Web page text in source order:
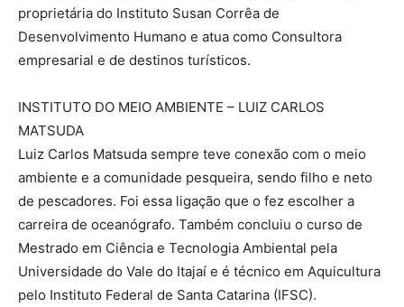
proprietária do Instituto Susan Corrêa de
Desenvolvimento Humano e atua como Consultora
empresarial e de destinos turísticos.
INSTITUTO DO MEIO AMBIENTE – LUIZ CARLOS
MATSUDA
Luiz Carlos Matsuda sempre teve conexão com o meio
ambiente e a comunidade pesqueira, sendo filho e neto
de pescadores. Foi essa ligação que o fez escolher a
carreira de oceanógrafo. Também concluiu o curso de
Mestrado em Ciência e Tecnologia Ambiental pela
Universidade do Vale do Itajaí e é técnico em Aquicultura
pelo Instituto Federal de Santa Catarina (IFSC).